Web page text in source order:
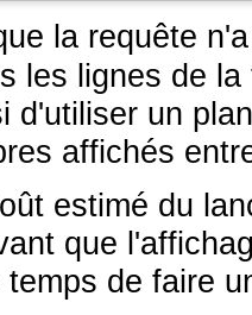
la requête
les lignes de
d'utiliser un
affichés
estimé du
que
temps de faire